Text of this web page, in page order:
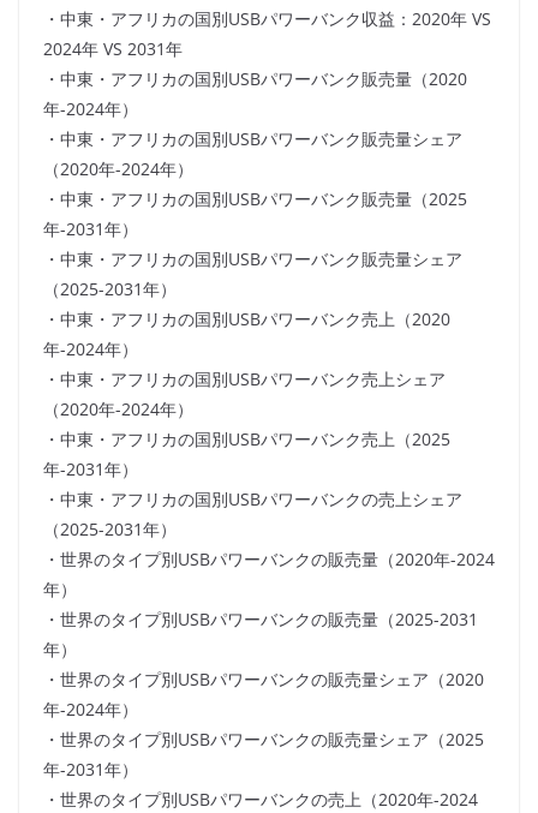
・中東・アフリカの国別USBパワーバンク収益：2020年 VS
2024年 VS 2031年
・中東・アフリカの国別USBパワーバンク販売量（2020
年-2024年）
・中東・アフリカの国別USBパワーバンク販売量シェア
（2020年-2024年）
・中東・アフリカの国別USBパワーバンク販売量（2025
年-2031年）
・中東・アフリカの国別USBパワーバンク販売量シェア
（2025-2031年）
・中東・アフリカの国別USBパワーバンク売上（2020
年-2024年）
・中東・アフリカの国別USBパワーバンク売上シェア
（2020年-2024年）
・中東・アフリカの国別USBパワーバンク売上（2025
年-2031年）
・中東・アフリカの国別USBパワーバンクの売上シェア
（2025-2031年）
・世界のタイプ別USBパワーバンクの販売量（2020年-2024
年）
・世界のタイプ別USBパワーバンクの販売量（2025-2031
年）
・世界のタイプ別USBパワーバンクの販売量シェア（2020
年-2024年）
・世界のタイプ別USBパワーバンクの販売量シェア（2025
年-2031年）
・世界のタイプ別USBパワーバンクの売上（2020年-2024